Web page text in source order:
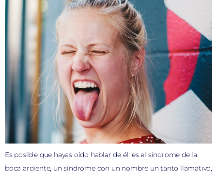
Es posible que hayas oído hablar de él: es el síndrome de la
boca ardiente, un síndrome con un nombre un tanto llamativo,